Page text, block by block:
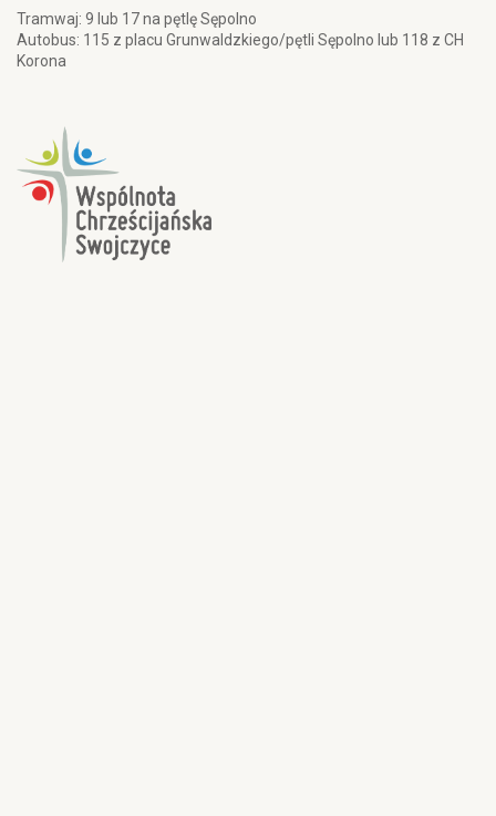
Tramwaj: 9 lub 17 na pętlę Sępolno
Autobus: 115 z placu Grunwaldzkiego/pętli Sępolno lub 118 z CH
Korona